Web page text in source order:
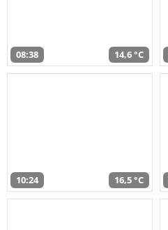
08:38 14,6 °C
10:24 16,5 °C